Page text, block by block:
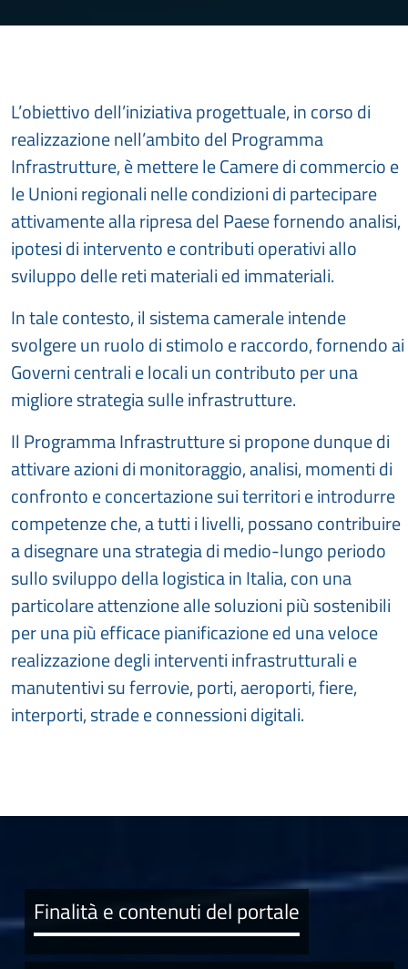
L’obiettivo dell’iniziativa progettuale, in corso di
realizzazione nell’ambito del Programma
Infrastrutture, è mettere le Camere di commercio e
le Unioni regionali nelle condizioni di partecipare
attivamente alla ripresa del Paese fornendo analisi,
ipotesi di intervento e contributi operativi allo
sviluppo delle reti materiali ed immateriali.
In tale contesto, il sistema camerale intende
svolgere un ruolo di stimolo e raccordo, fornendo ai
Governi centrali e locali un contributo per una
migliore strategia sulle infrastrutture.
Il Programma Infrastrutture si propone dunque di
attivare azioni di monitoraggio, analisi, momenti di
confronto e concertazione sui territori e introdurre
competenze che, a tutti i livelli, possano contribuire
a disegnare una strategia di medio-lungo periodo
sullo sviluppo della logistica in Italia, con una
particolare attenzione alle soluzioni più sostenibili
per una più efficace pianificazione ed una veloce
realizzazione degli interventi infrastrutturali e
manutentivi su ferrovie, porti, aeroporti, fiere,
interporti, strade e connessioni digitali.
Finalità e contenuti del portale